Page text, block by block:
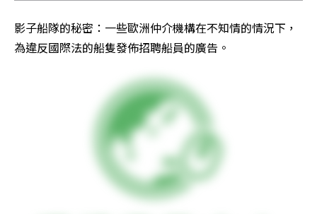
影子船隊的秘密：一些歐洲仲介機構在不知情的情況下，
為違反國際法的船隻發佈招聘船員的廣告。